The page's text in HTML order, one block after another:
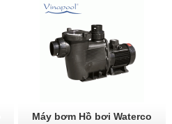
Máy bơm Hồ bơi Waterco